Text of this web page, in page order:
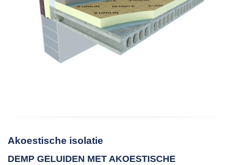
Akoestische isolatie
DEMP GELUIDEN MET AKOESTISCHE